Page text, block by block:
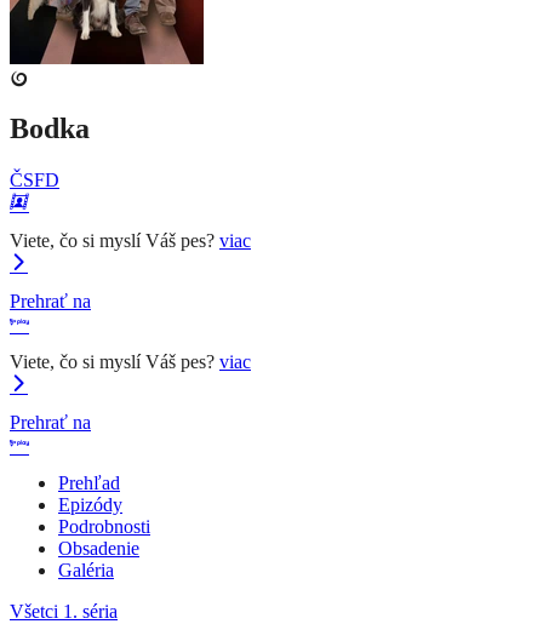
Bodka
ČSFD
Viete, čo si myslí Váš pes? viac
Prehrať na
Viete, čo si myslí Váš pes? viac
Prehrať na
Prehľad
Epizódy
Podrobnosti
Obsadenie
Galéria
Všetci 1. séria